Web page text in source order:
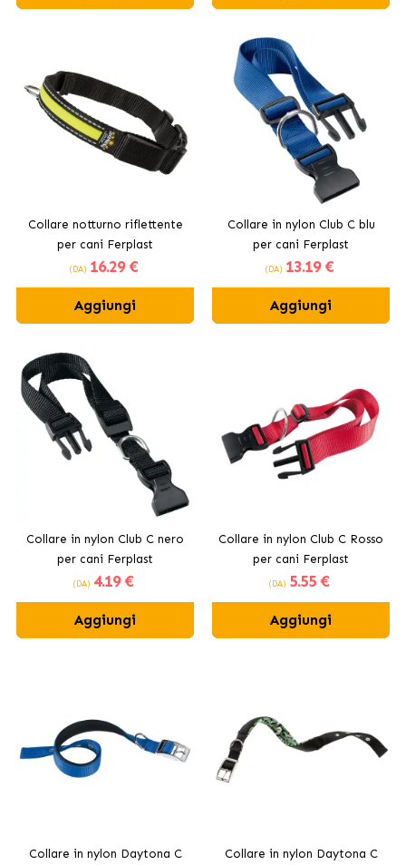
Collare notturno riflettente
per cani Ferplast
(DA) 16.29 €
Aggiungi
Collare in nylon Club C blu
per cani Ferplast
(DA) 13.19 €
Aggiungi
Collare in nylon Club C nero
per cani Ferplast
(DA) 4.19 €
Aggiungi
Collare in nylon Club C Rosso
per cani Ferplast
(DA) 5.55 €
Aggiungi
Collare in nylon Daytona C
Collare in nylon Daytona C